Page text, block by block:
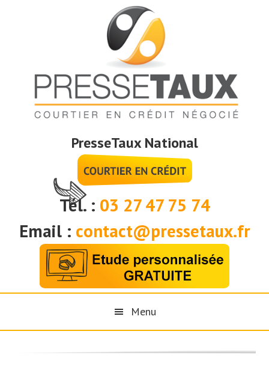
PresseTaux National
Tél. : 03 27 47 75 74
Email : contact@pressetaux.fr
Menu